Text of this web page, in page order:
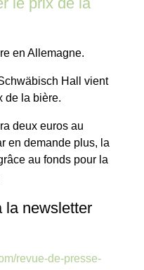
en Allemagne.
Hall vient
de la bière.
deux euros au
en demande plus, la
au fonds pour la
la newsletter
revue-de-presse-